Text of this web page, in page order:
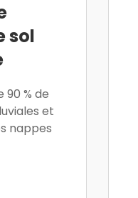
sol
% de
et
nappes